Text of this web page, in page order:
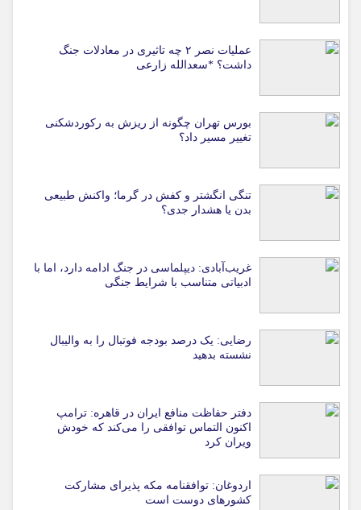
عملیات نصر ۲ چه تاثیری در معادلات جنگ
داشت؟ *سعدالله زارعی
بورس تهران چگونه از ریزش به رکوردشکنی
تغییر مسیر داد؟
تنگی انگشتر و کفش در گرما؛ واکنش طبیعی
بدن یا هشدار جدی؟
غریب‌آبادی: دیپلماسی در جنگ ادامه دارد، اما با
ادبیاتی متناسب با شرایط جنگی
رضایی: یک درصد بودجه فوتبال را به والیبال
نشسته بدهید
دفتر حفاظت منافع ایران در قاهره: ترامپ
اکنون التماس توافقی را می‌کند که خودش
ویران کرد
اردوغان: توافقنامه مکه پذیرای مشارکت
کشورهای دوست است